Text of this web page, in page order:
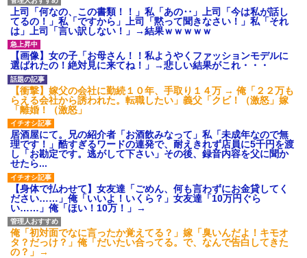
【GIF】JSのカンチョーワロ
タ
後続車にクラクションを鳴ら
され彼氏が逆切れ。「何クラク
ション鳴らしてんだ！降りてこ
いよ！」と怒鳴りだし...
【衝撃】報酬100万円超の治験
募集がこちらｗｗｗｗｗ(※画像
あり)
【ネット騒然】惨殺されたタ
ワマン頂き女子のこの動画、す
げえええええｗｗｗｗｗｗｗｗ
ｗｗｗ
【愕然】白のクラウン俺氏、
高速道路左車線を制限速度で走
った結果wwwwwwwwwwww
百年の恋12-899 食べた量を
張り合ってくる
【悲報】佐藤輝明・・・２軍
でも盛大にやらかす←あまり悲
しませないでくれ
上司「何なの、この書類！！」私「あの‥」上司「今は私が話し
てるの！」私「ですから」上司「黙って聞きなさい！」私「それ
は」上司「言い訳しない！」→結果ｗｗｗｗｗ
【画像】女の子「お母さん！！私ようやくファッションモデルに
選ばれたの！絶対見に来てね！」→悲しい結果がこれ・・・
【衝撃】嫁父の会社に勤続１０年、手取り１４万 → 俺「２２万も
らえる会社から誘われた。転職したい」義父「クビ！（激怒」嫁
「離婚！（激怒」
居酒屋にて。兄の紹介者「お酒飲みなって」私「未成年なので無
理です！」酷すぎるワードの連発で、耐えきれず店員に5千円を渡
し「お勘定です。逃がして下さい」その後、録音内容を父に聞か
せたら...
【身体で払わせて】女友達「ごめん、何も言わずにお金貸してく
ださい……」俺「いいよ！いくら？」女友達「10万円ぐら
い……」俺「ほい！10万！」→
俺「初対面でなに言ったか覚えてる？」嫁「臭いんだよ！キモオ
タ？だっけ？」俺「だいたい合ってる。で、なんで告白してきた
の？」→